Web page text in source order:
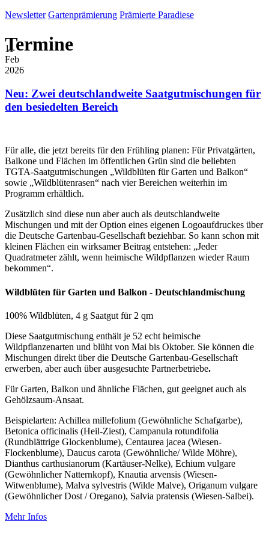
Newsletter Gartenprämierung Prämierte Paradiese
Termine
11
Feb
2026
Neu: Zwei deutschlandweite Saatgutmischungen für
den besiedelten Bereich
Für alle, die jetzt bereits für den Frühling planen: Für Privatgärten,
Balkone und Flächen im öffentlichen Grün sind die beliebten
TGTA-Saatgutmischungen „Wildblüten für Garten und Balkon“
sowie „Wildblütenrasen“ nach vier Bereichen weiterhin im
Programm erhältlich.
Zusätzlich sind diese nun aber auch als deutschlandweite
Mischungen und mit der Option eines eigenen Logoaufdruckes über
die Deutsche Gartenbau-Gesellschaft beziehbar. So kann schon mit
kleinen Flächen ein wirksamer Beitrag entstehen: „Jeder
Quadratmeter zählt, wenn heimische Wildpflanzen wieder Raum
bekommen“.
Wildblüten für Garten und Balkon - Deutschlandmischung
100% Wildblüten, 4 g Saatgut für 2 qm
Diese Saatgutmischung enthält je 52 echt heimische
Wildpflanzenarten und blüht von Mai bis Oktober. Sie können die
Mischungen direkt über die Deutsche Gartenbau-Gesellschaft
erwerben, aber auch über ausgesuchte Partnerbetriebe.
Für Garten, Balkon und ähnliche Flächen, gut geeignet auch als
Gehölzsaum-Ansaat.
Beispielarten: Achillea millefolium (Gewöhnliche Schafgarbe),
Betonica officinalis (Heil-Ziest), Campanula rotundifolia
(Rundblättrige Glockenblume), Centaurea jacea (Wiesen-
Flockenblume), Daucus carota (Gewöhnliche/ Wilde Möhre),
Dianthus carthusianorum (Kartäuser-Nelke), Echium vulgare
(Gewöhnlicher Natternkopf), Knautia arvensis (Wiesen-
Witwenblume), Malva sylvestris (Wilde Malve), Origanum vulgare
(Gewöhnlicher Dost / Oregano), Salvia pratensis (Wiesen-Salbei).
Mehr Infos